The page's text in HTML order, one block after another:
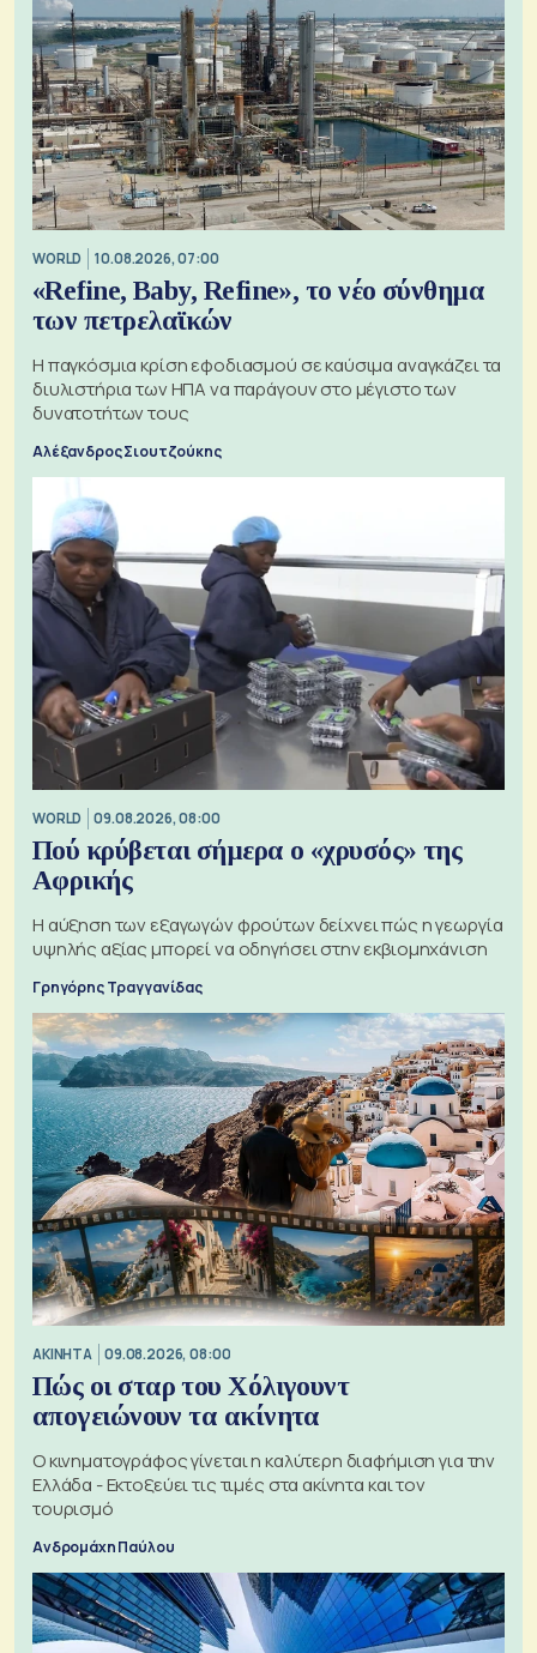
WORLD 10.08.2026, 07:00
«Refine, Baby, Refine», το νέο σύνθημα
των πετρελαϊκών
Η παγκόσμια κρίση εφοδιασμού σε καύσιμα αναγκάζει τα
διυλιστήρια των ΗΠΑ να παράγουν στο μέγιστο των
δυνατοτήτων τους
Αλέξανδρος Σιουτζούκης
WORLD 09.08.2026, 08:00
Πού κρύβεται σήμερα ο «χρυσός» της
Αφρικής
Η αύξηση των εξαγωγών φρούτων δείχνει πώς η γεωργία
υψηλής αξίας μπορεί να οδηγήσει στην εκβιομηχάνιση
Γρηγόρης Τραγγανίδας
ΑΚΙΝΗΤΑ 09.08.2026, 08:00
Πώς οι σταρ του Χόλιγουντ
απογειώνουν τα ακίνητα
Ο κινηματογράφος γίνεται η καλύτερη διαφήμιση για την
Ελλάδα - Εκτοξεύει τις τιμές στα ακίνητα και τον
τουρισμό
Ανδρομάχη Παύλου